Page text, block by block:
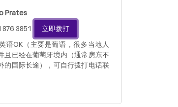
Prates
876 3851
立即拨打
语OK（主要是葡语，很多当地人
且已经在葡萄牙境内（通常房东不
的国际长途），可自行拨打电话联